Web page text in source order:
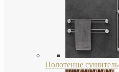
Полотенце сушитель